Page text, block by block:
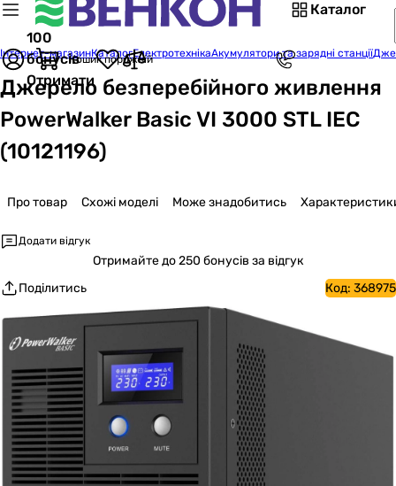
Каталог
100
бонусів
Отримати
Кошик порожній
Інтернет-магазинКаталогЕлектротехнікаАкумулятори та зарядні станції
Джерело безперебійного живлення
PowerWalker Basic VI 3000 STL IEC
(10121196)
Про товар Схожі моделі Може знадобитись
Додати відгук
Отримайтедо 250 бонусів за відгук
Поділитись
Код: 368975